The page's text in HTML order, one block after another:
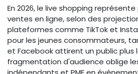
En 2026, le live shopping
ventes en ligne, selon des
plateformes comme TikTok et
pour les jeunes consommateurs,
et Facebook attirent un public plus
fragmentation d'audience oblige